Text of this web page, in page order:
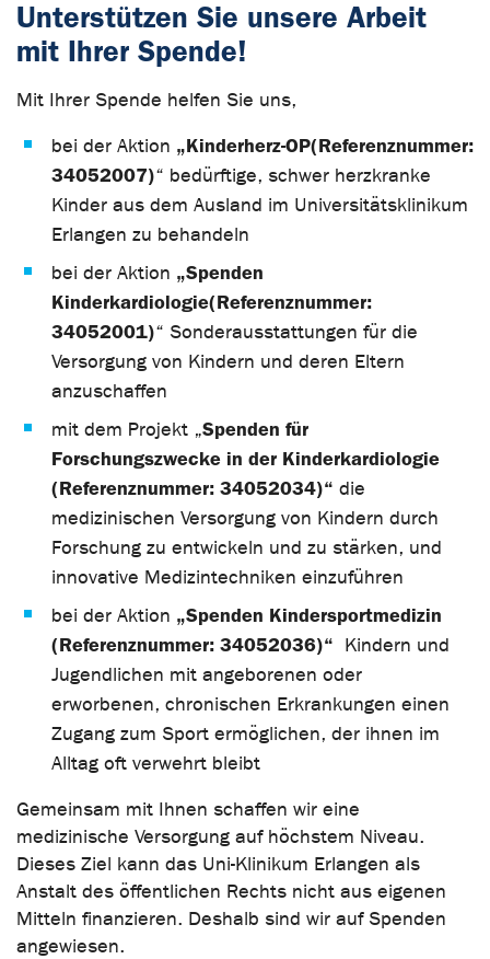
Unterstützen Sie unsere Arbeit
mit Ihrer Spende!
Mit Ihrer Spende helfen Sie uns,
bei der Aktion „Kinderherz-OP(Referenznummer:
34052007)“ bedürftige, schwer herzkranke
Kinder aus dem Ausland im Universitätsklinikum
Erlangen zu behandeln
bei der Aktion „Spenden
Kinderkardiologie(Referenznummer:
34052001)“ Sonderausstattungen für die
Versorgung von Kindern und deren Eltern
anzuschaffen
mit dem Projekt „Spenden für
Forschungszwecke in der Kinderkardiologie
(Referenznummer: 34052034)“ die
medizinischen Versorgung von Kindern durch
Forschung zu entwickeln und zu stärken, und
innovative Medizintechniken einzuführen
bei der Aktion „Spenden Kindersportmedizin
(Referenznummer: 34052036)“ Kindern und
Jugendlichen mit angeborenen oder
erworbenen, chronischen Erkrankungen einen
Zugang zum Sport ermöglichen, der ihnen im
Alltag oft verwehrt bleibt
Gemeinsam mit Ihnen schaffen wir eine
medizinische Versorgung auf höchstem Niveau.
Dieses Ziel kann das Uni-Klinikum Erlangen als
Anstalt des öffentlichen Rechts nicht aus eigenen
Mitteln finanzieren. Deshalb sind wir auf Spenden
angewiesen.